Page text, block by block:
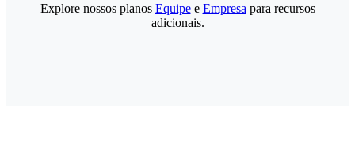
Explore nossos planos Equipee Empresa para recursos
adicionais.